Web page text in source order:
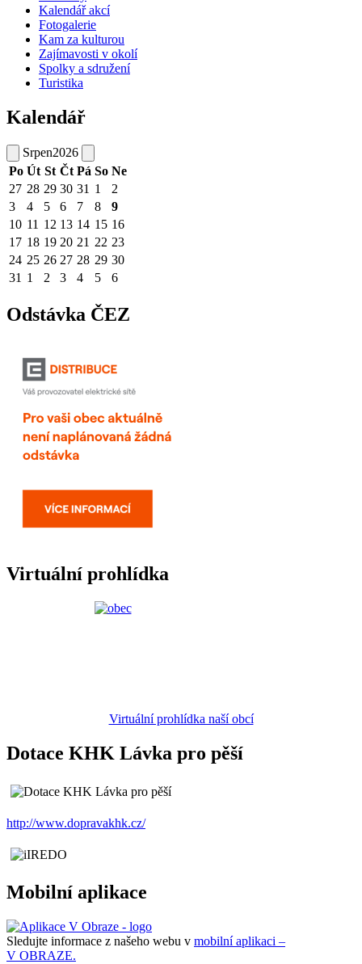
Kalendář akcí
Fotogalerie
Kam za kulturou
Zajímavosti v okolí
Spolky a sdružení
Turistika
Kalendář
Srpen2026
Po Út St Čt Pá So Ne
27 28 29 30 31 1
2
3
4 5 6 7 8
9
10 11 12 13 14 15 16
17 18 19 20 21 22 23
24 25 26 27 28 29 30
31 1 2 3 4 5 6
Odstávka ČEZ
Virtuální prohlídka
Virtuální prohlídka naší obcí
Dotace KHK Lávka pro pěší
http://www.dopravakhk.cz/
Mobilní aplikace
Sledujte informace z našeho webu v mobilní aplikaci –
V OBRAZE.